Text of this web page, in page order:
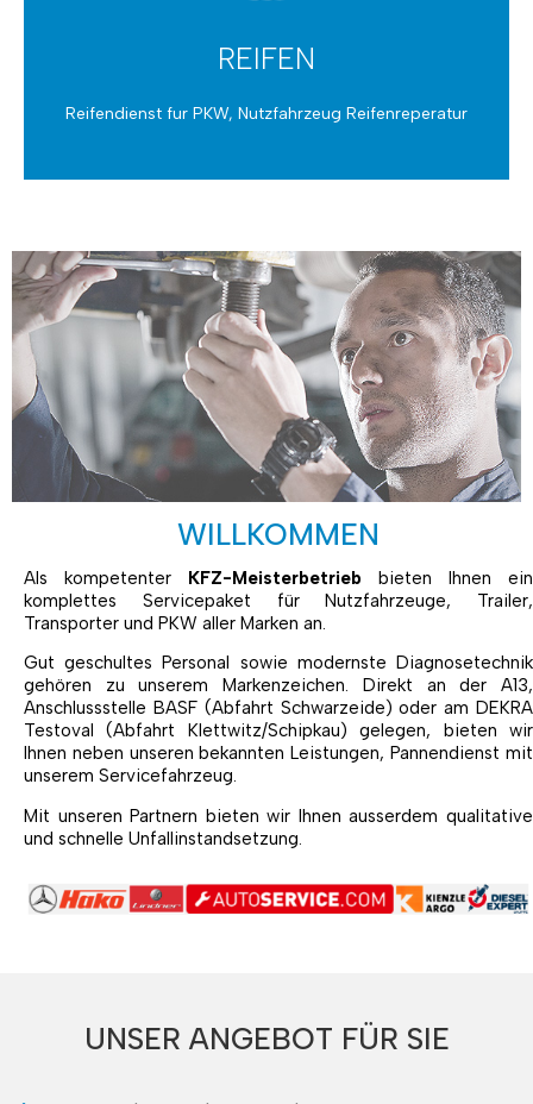
REIFEN
Reifendienst fur PKW, Nutzfahrzeug Reifenreperatur
REIFEN
Erneuern und Instandsetzen
WILLKOMMEN
Als kompetenter KFZ-Meisterbetrieb bieten Ihnen ein
komplettes Servicepaket für Nutzfahrzeuge, Trailer,
Transporter und PKW aller Marken an.
Gut geschultes Personal sowie modernste Diagnosetechnik
gehören zu unserem Markenzeichen. Direkt an der A13,
Anschlussstelle BASF (Abfahrt Schwarzeide) oder am DEKRA
Testoval (Abfahrt Klettwitz/Schipkau) gelegen, bieten wir
Ihnen neben unseren bekannten Leistungen, Pannendienst mit
unserem Servicefahrzeug.
Mit unseren Partnern bieten wir Ihnen ausserdem qualitative
und schnelle Unfallinstandsetzung.
UNSER ANGEBOT FÜR SIE